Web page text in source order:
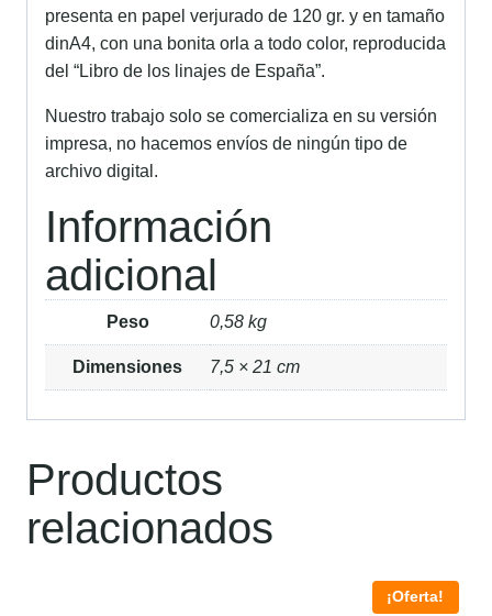
presenta en papel verjurado de 120 gr. y en tamaño
dinA4, con una bonita orla a todo color, reproducida
del “Libro de los linajes de España”.
Nuestro trabajo solo se comercializa en su versión
impresa, no hacemos envíos de ningún tipo de
archivo digital.
Información
adicional
Peso 0,58 kg
Dimensiones 7,5 × 21 cm
Productos
relacionados
¡Oferta!